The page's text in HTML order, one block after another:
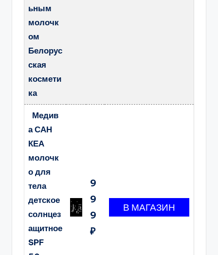
ьным
молочк
ом
Белорус
ская
космети
ка
Медив
а САН
КЕА
молочк
о для
тела
детское
солнцез
ащитное
SPF
9
9
9
₽